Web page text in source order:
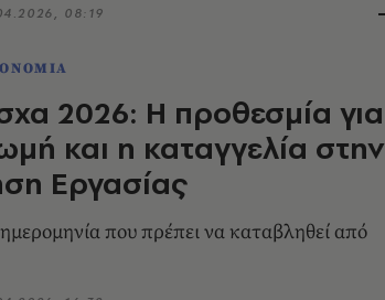
08:19
2026: Η προθεσμία για
και η καταγγελία στην
Εργασίας
που πρέπει να καταβληθεί από